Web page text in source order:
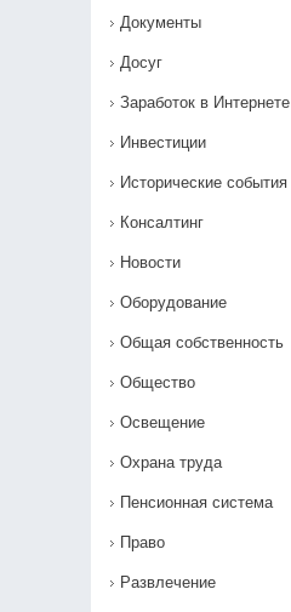
Документы
Досуг
Заработок в Интернете
Инвестиции
Исторические события
Консалтинг
Новости
Оборудование
Общая собственность
Общество
Освещение
Охрана труда
Пенсионная система
Право
Развлечение